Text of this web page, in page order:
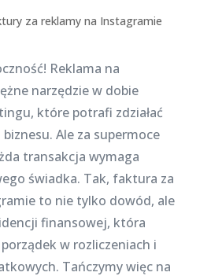
Reklama na
narzędzie w dobie
które potrafi zdziałać
Ale za supermoce
transakcja wymaga
świadka. Tak, faktura za
to nie tylko dowód, ale
finansowej, która
w rozliczeniach i
Tańczymy więc na